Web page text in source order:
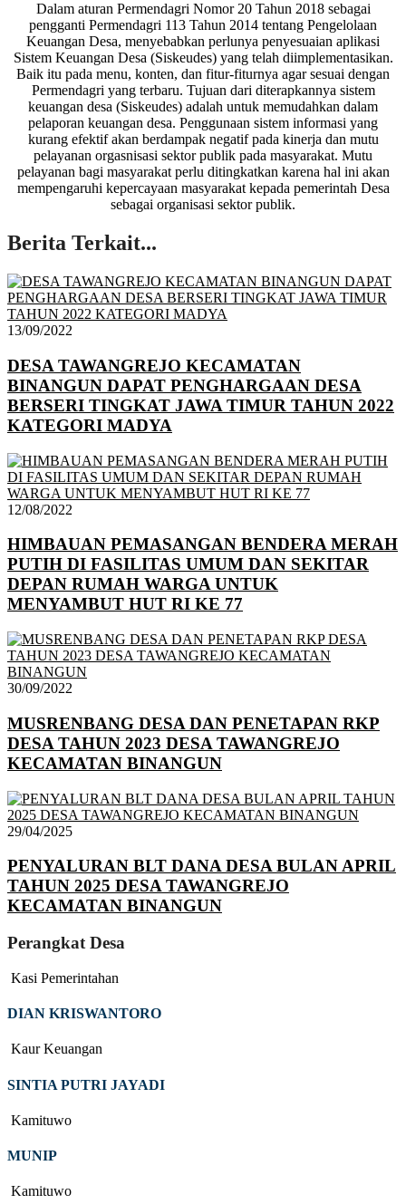
Dalam aturan Permendagri Nomor 20 Tahun 2018 sebagai
pengganti Permendagri 113 Tahun 2014 tentang Pengelolaan
Keuangan Desa, menyebabkan perlunya penyesuaian aplikasi
Sistem Keuangan Desa (Siskeudes) yang telah diimplementasikan.
Baik itu pada menu, konten, dan fitur-fiturnya agar sesuai dengan
Permendagri yang terbaru. Tujuan dari diterapkannya sistem
keuangan desa (Siskeudes) adalah untuk memudahkan dalam
pelaporan keuangan desa. Penggunaan sistem informasi yang
kurang efektif akan berdampak negatif pada kinerja dan mutu
pelayanan orgasnisasi sektor publik pada masyarakat. Mutu
pelayanan bagi masyarakat perlu ditingkatkan karena hal ini akan
mempengaruhi kepercayaan masyarakat kepada pemerintah Desa
sebagai organisasi sektor publik.
Berita Terkait...
13/09/2022
DESA TAWANGREJO KECAMATAN
BINANGUN DAPAT PENGHARGAAN DESA
BERSERI TINGKAT JAWA TIMUR TAHUN 2022
KATEGORI MADYA
12/08/2022
HIMBAUAN PEMASANGAN BENDERA MERAH
PUTIH DI FASILITAS UMUM DAN SEKITAR
DEPAN RUMAH WARGA UNTUK
MENYAMBUT HUT RI KE 77
30/09/2022
MUSRENBANG DESA DAN PENETAPAN RKP
DESA TAHUN 2023 DESA TAWANGREJO
KECAMATAN BINANGUN
29/04/2025
PENYALURAN BLT DANA DESA BULAN APRIL
TAHUN 2025 DESA TAWANGREJO
KECAMATAN BINANGUN
Perangkat Desa
Kasi Pemerintahan
DIAN KRISWANTORO
Kaur Keuangan
SINTIA PUTRI JAYADI
Kamituwo
MUNIP
Kamituwo